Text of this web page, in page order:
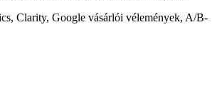
Clarity, Google vásárlói vélemények, A/B-